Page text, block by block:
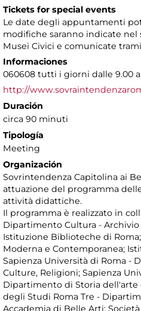
Tickets for special events
Le date degli appuntamenti
modifiche saranno indicate
Musei Civici e comunicate
Informaciones
060608 tutti i giorni dalle 9.00
http://
Duración
circa 90 minuti
Tipología
Meeting
Organización
Sovrintendenza Capitolina ai
attuazione del programma
attività didattiche.
Il programma è realizzato in
Dipartimento Cultura -
Istituzione Biblioteche di
Moderna e Contemporanea;
Sapienza Università di Roma -
Culture, Religioni; Sapienza
Dipartimento di Storia dell'arte
degli Studi Roma Tre -
Accademia di Belle Arti;